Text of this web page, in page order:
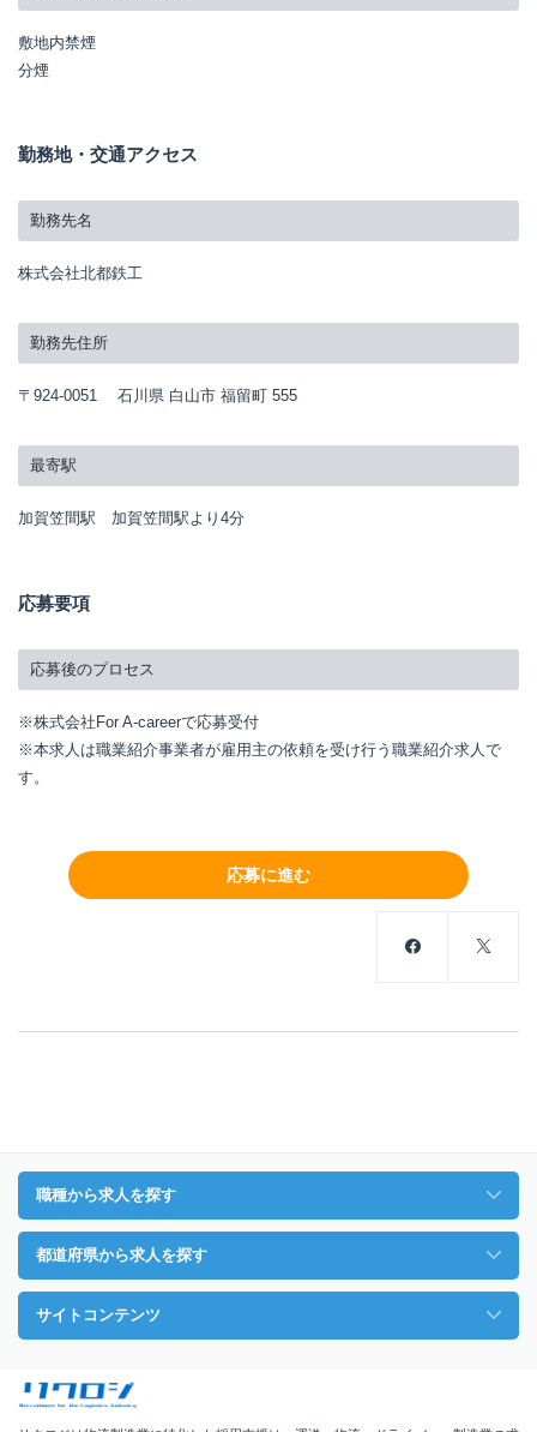
敷地内禁煙
分煙
勤務地・交通アクセス
勤務先名
株式会社北都鉄工
勤務先住所
〒924-0051 石川県 白山市 福留町 555
最寄駅
加賀笠間駅 加賀笠間駅より4分
応募要項
応募後のプロセス
※株式会社For A-careerで応募受付
※本求人は職業紹介事業者が雇用主の依頼を受け行う職業紹介求人で
す。
応募に進む
職種から求人を探す
都道府県から求人を探す
サイトコンテンツ